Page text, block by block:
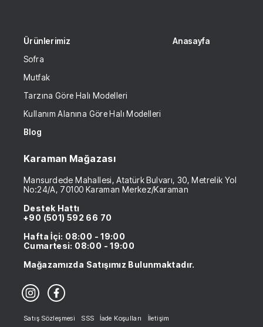
Ürünlerimiz
Sofra
Mutfak
Tarzına Göre Halı Modelleri
Kullanım Alanına Göre Halı Modelleri
Anasayfa
Blog
Karaman Mağazası
Mansurdede Mahallesi, Atatürk Bulvarı, 30, Metrelik Yol
No:24/A, 70100 Karaman Merkez/Karaman
Destek Hattı
+90 (501) 592 66 70
Hafta İçi: 08:00 - 19:00
Cumartesi: 08:00 - 19:00
Mağazamızda Satışımız Bulunmaktadır.
Satış Sözleşmesi SSS İade Koşulları İletişim